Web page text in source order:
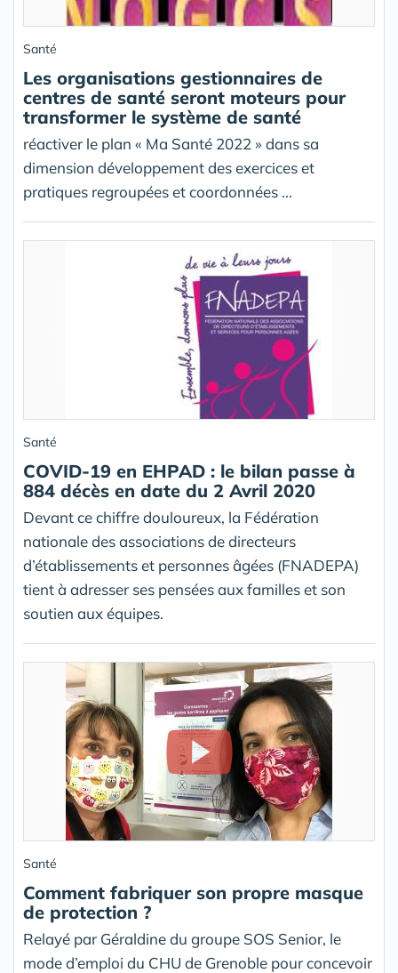
Santé
Les organisations gestionnaires de
centres de santé seront moteurs pour
transformer le système de santé
réactiver le plan « Ma Santé 2022 » dans sa
dimension développement des exercices et
pratiques regroupées et coordonnées ...
Santé
COVID-19 en EHPAD : le bilan passe à
884 décès en date du 2 Avril 2020
Devant ce chiffre douloureux, la Fédération
nationale des associations de directeurs
d’établissements et personnes âgées (FNADEPA)
tient à adresser ses pensées aux familles et son
soutien aux équipes.
Santé
Comment fabriquer son propre masque
de protection ?
Relayé par Géraldine du groupe SOS Senior, le
mode d’emploi du CHU de Grenoble pour concevoir